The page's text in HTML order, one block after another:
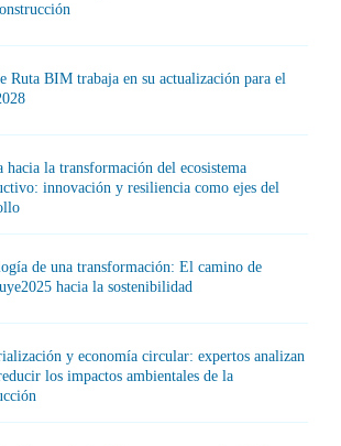
Ruta BIM trabaja en su actualización para el
hacia la transformación del ecosistema
innovación y resiliencia como ejes del
de una transformación: El camino de
hacia la sostenibilidad
y economía circular: expertos analizan
los impactos ambientales de la